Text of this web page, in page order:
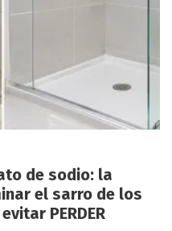
de sodio: la
el sarro de los
PERDER